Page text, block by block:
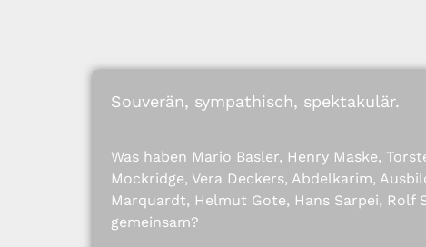
Souverän, sympathisch, spektakulär.
Was haben Mario Basler, Henry Maske,
Mockridge, Vera Deckers, Abdelkarim,
Marquardt, Helmut Gote, Hans Sarpei, Rolf
gemeinsam?